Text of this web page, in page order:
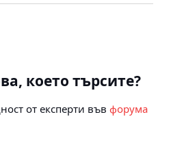
което търсите?
от експерти във форума